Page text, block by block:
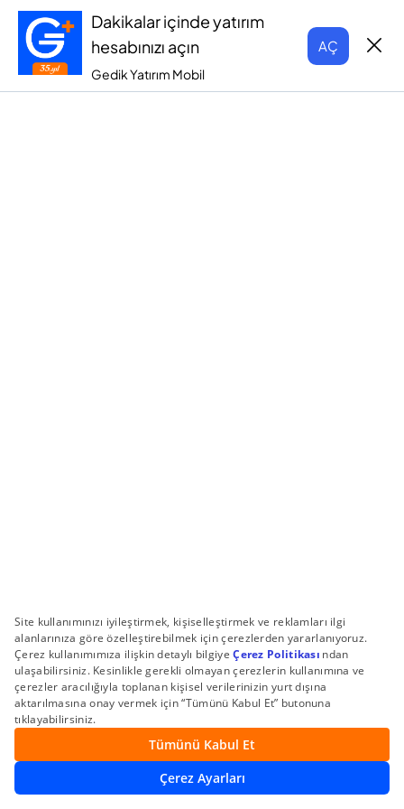
Dakikalar içinde yatırım
hesabınızı açın
Gedik Yatırım Mobil
AÇ